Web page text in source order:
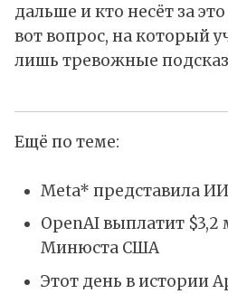
дальше и кто несёт за
вот вопрос, на который
лишь тревожные
Ещё по теме:
Meta* представила
OpenAI выплатит
Минюста США
Этот день в истории